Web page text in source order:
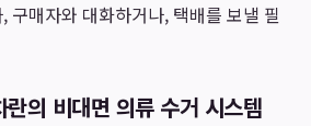
구매자와 대화하거나, 택배를 보낼 필
의 비대면 의류 수거 시스템